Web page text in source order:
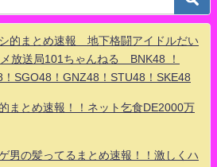
的まとめ速報 地下格闘アイドルだい
放送局101ちゃんねる BNK48 ！
SGO48！GNZ48！STU48！SKE48
まとめ速報！！ネット乞食DE2000万
男の髪ってるまとめ速報！！激しくハ